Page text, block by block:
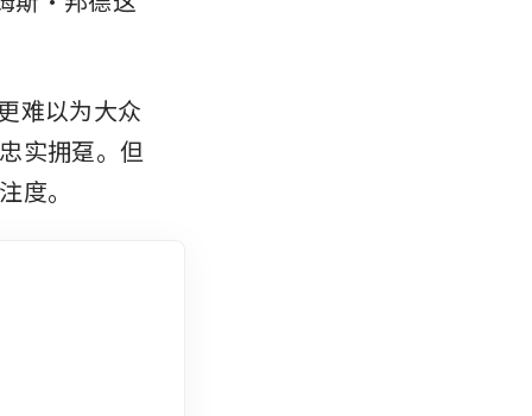
难以为大众
实拥趸。但
度。